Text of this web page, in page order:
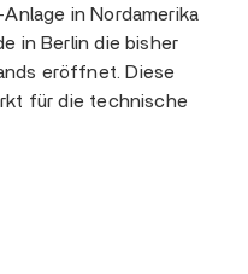
in Nordamerika
in Berlin die bisher
eröffnet. Diese
für die technische